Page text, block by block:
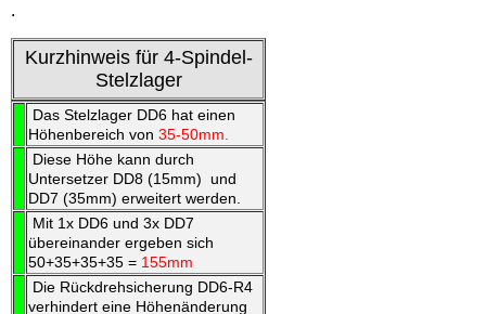
.
Kurzhinweis für 4-Spindel-
Stelzlager
Das Stelzlager DD6 hat einen
Höhenbereich von 35-50mm.
Diese Höhe kann durch
Untersetzer DD8 (15mm) und
DD7 (35mm) erweitert werden.
Mit 1x DD6 und 3x DD7
übereinander ergeben sich
50+35+35+35 = 155mm
Die Rückdrehsicherung DD6-R4
verhindert eine Höhenänderung